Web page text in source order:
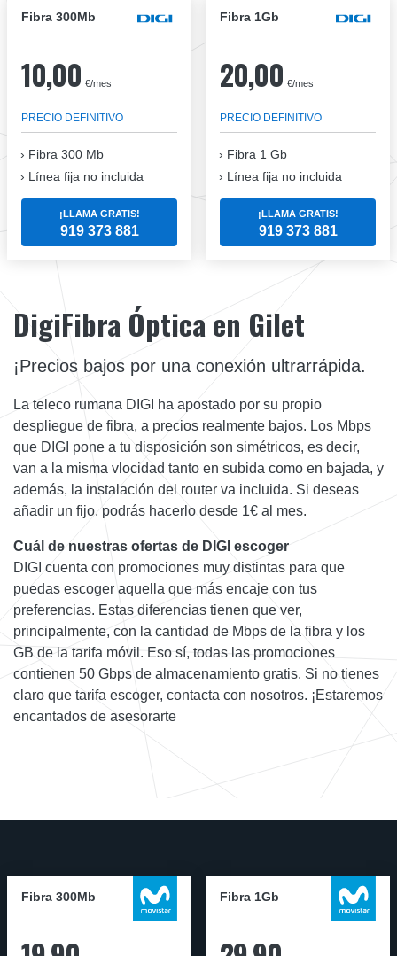
Fibra 300Mb
10,00 €/mes
PRECIO DEFINITIVO
Fibra 300 Mb
Línea fija no incluida
¡LLAMA GRATIS!
919 373 881
Fibra 1Gb
20,00 €/mes
PRECIO DEFINITIVO
Fibra 1 Gb
Línea fija no incluida
¡LLAMA GRATIS!
919 373 881
DigiFibra Óptica en Gilet
¡Precios bajos por una conexión ultrarrápida.
La teleco rumana DIGI ha apostado por su propio
despliegue de fibra, a precios realmente bajos. Los Mbps
que DIGI pone a tu disposición son simétricos, es decir,
van a la misma vlocidad tanto en subida como en bajada, y
además, la instalación del router va incluida. Si deseas
añadir un fijo, podrás hacerlo desde 1€ al mes.
Cuál de nuestras ofertas de DIGI escoger
DIGI cuenta con promociones muy distintas para que
puedas escoger aquella que más encaje con tus
preferencias. Estas diferencias tienen que ver,
principalmente, con la cantidad de Mbps de la fibra y los
GB de la tarifa móvil. Eso sí, todas las promociones
contienen 50 Gbps de almacenamiento gratis. Si no tienes
claro que tarifa escoger, contacta con nosotros. ¡Estaremos
encantados de asesorarte
Fibra 300Mb Fibra 1Gb